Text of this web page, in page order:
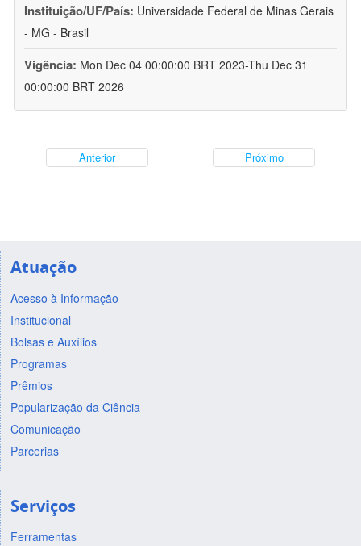
Instituição/UF/País: Universidade Federal de Minas Gerais
- MG - Brasil
Vigência: Mon Dec 04 00:00:00 BRT 2023-Thu Dec 31
00:00:00 BRT 2026
Anterior Próximo
Atuação
Acesso à Informação
Institucional
Bolsas e Auxílios
Programas
Prêmios
Popularização da Ciência
Comunicação
Parcerias
Serviços
Ferramentas